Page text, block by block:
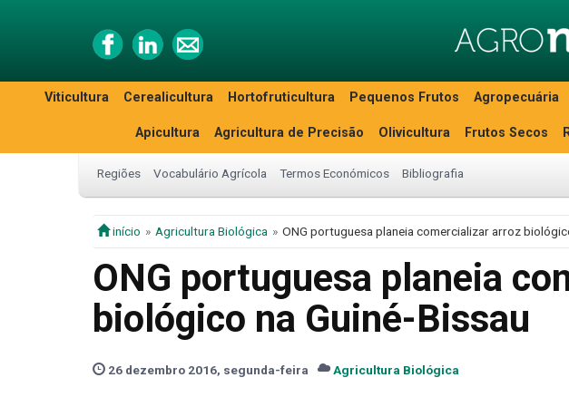
Viticultura Cerealicultura Hortofruticultura Pequenos Frutos Agropecuária
Apicultura Agricultura de Precisão Olivicultura Frutos Secos
Regiões Vocabulário Agrícola Termos Económicos Bibliografia
início Agricultura Biológica ONG portuguesa planeia comercializar arroz
ONG portuguesa planeia
biológico na Guiné-Bissau
26 dezembro 2016, segunda-feira Agricultura Biológica